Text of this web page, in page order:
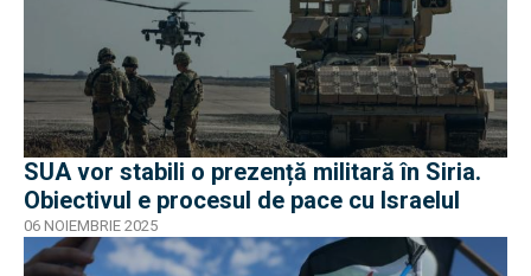
SUA vor stabili o prezență militară în Siria.
Obiectivul e procesul de pace cu Israelul
06 NOIEMBRIE 2025